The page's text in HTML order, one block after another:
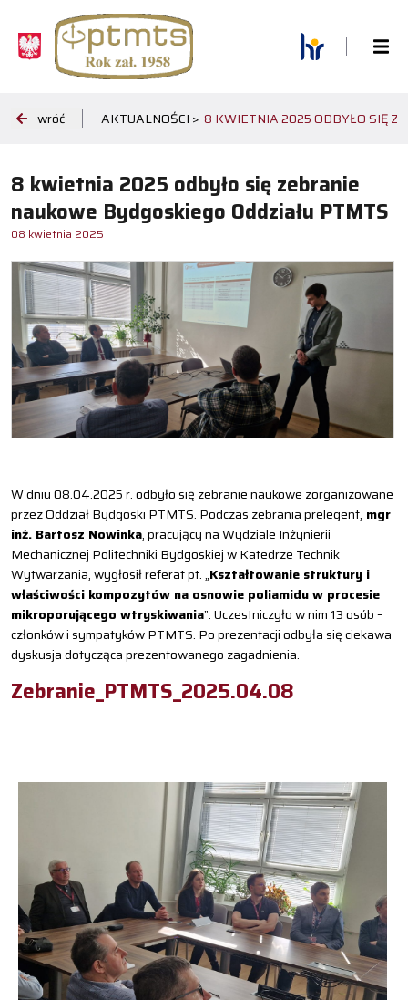
wróć AKTUALNOŚCI > 8 KWIETNIA 2025 ODBYŁO SIĘ
8 kwietnia 2025 odbyło się zebranie
naukowe Bydgoskiego Oddziału PTMTS
08 kwietnia 2025
W dniu 08.04.2025 r. odbyło się zebranie naukowe zorganizowane
przez Oddział Bydgoski PTMTS. Podczas zebrania prelegent, mgr
inż. Bartosz Nowinka, pracujący na Wydziale Inżynierii
Mechanicznej Politechniki Bydgoskiej w Katedrze Technik
Wytwarzania, wygłosił referat pt. „Kształtowanie struktury i
właściwości kompozytów na osnowie poliamidu w procesie
mikroporującego wtryskiwania”. Uczestniczyło w nim 13 osób –
członków i sympatyków PTMTS. Po prezentacji odbyła się ciekawa
dyskusja dotycząca prezentowanego zagadnienia.
Zebranie_PTMTS_2025.04.08